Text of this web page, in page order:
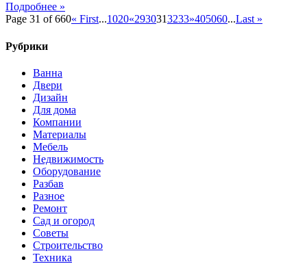
Подробнее »
Page 31 of 660« First...1020«2930313233»405060...Last »
Рубрики
Ванна
Двери
Дизайн
Для дома
Компании
Материалы
Мебель
Недвижимость
Оборудование
Разбав
Разное
Ремонт
Сад и огород
Советы
Строительство
Техника